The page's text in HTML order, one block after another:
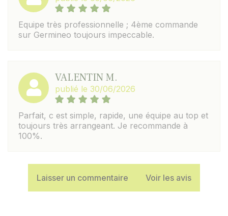
Equipe très professionnelle ; 4ème commande
sur Germineo toujours impeccable.
VALENTIN M.
publié le 30/06/2026
Parfait, c est simple, rapide, une équipe au top et
toujours très arrangeant. Je recommande à
100%.
Laisser un commentaire Voir les avis